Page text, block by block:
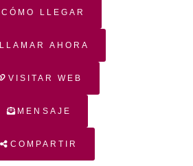
CÓMO LLEGAR
LLAMAR AHORA
VISITAR WEB
MENSAJE
COMPARTIR